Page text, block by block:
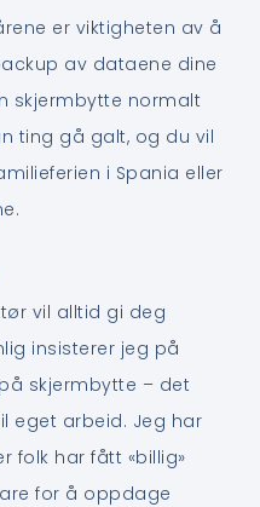
er viktigheten av å
av dataene dine
skjermbytte normalt
ting gå galt, og du vil
i Spania eller
vil alltid gi deg
insisterer jeg på
skjermbytte – det
eget arbeid. Jeg har
folk har fått «billig»
for å oppdage